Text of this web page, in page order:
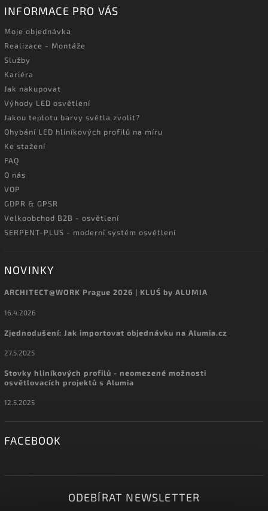
INFORMACE PRO VÁS
Moje objednávka
Realizace - Montáže
Služby
Kariéra
Jak nakupovat
Výhody LED osvětlení
Jakou teplotu barvy světla zvolit?
Ohybání LED hliníkových profilů na míru
Ke stažení
FAQ
O nás
VOP
GDPR & GPSR
Velkoobchod B2B - osvětlení
SERPENT-PLUS - moderní systém osvětlení
NOVINKY
ARCHITECT@WORK Prague 2026 | KLUŚ by ALUMIA
16.4.2026
Zjednodušení: Jak importovat objednávku na Alumia.cz
27.5.2025
Stovky hliníkových profilů - neomezené možnosti
osvětlovacích projektů s Alumia
12.5.2025
FACEBOOK
ODEBÍRAT NEWSLETTER